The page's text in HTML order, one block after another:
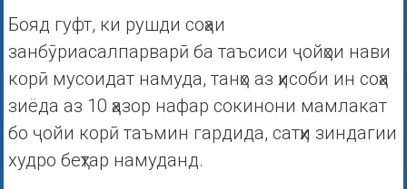
Бояд гуфт, ки рушди соҳаи
занбӯриасалпарварӣ ба таъсиси ҷойҳои нави
корӣ мусоидат намуда, танҳо аз ҳисоби ин соҳа
зиёда аз 10 ҳазор нафар сокинони мамлакат
бо ҷойи корӣ таъмин гардида, сатҳи зиндагии
худро беҳтар намуданд.